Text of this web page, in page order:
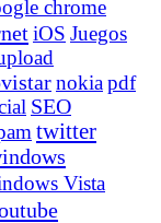
chrome
iOS Juegos
nokiapdf
SEO
twitter
Vista